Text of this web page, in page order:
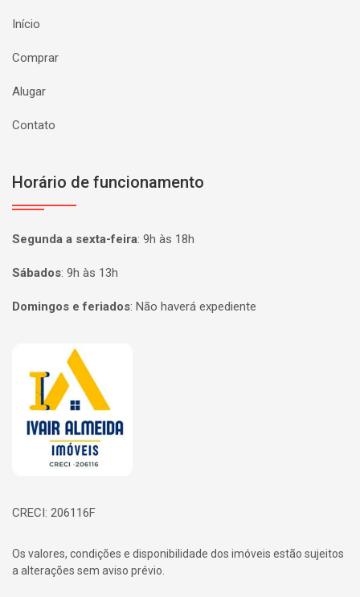
Início
Comprar
Alugar
Contato
Horário de funcionamento
Segunda a sexta-feira: 9h às 18h
Sábados: 9h às 13h
Domingos e feriados: Não haverá expediente
Página inicial
CRECI: 206116F
Os valores, condições e disponibilidade dos imóveis estão sujeitos
a alterações sem aviso prévio.